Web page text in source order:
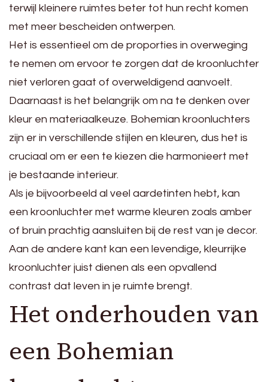
terwijl kleinere ruimtes beter tot hun recht komen
met meer bescheiden ontwerpen.
Het is essentieel om de proporties in overweging
te nemen om ervoor te zorgen dat de kroonluchter
niet verloren gaat of overweldigend aanvoelt.
Daarnaast is het belangrijk om na te denken over
kleur en materiaalkeuze. Bohemian kroonluchters
zijn er in verschillende stijlen en kleuren, dus het is
cruciaal om er een te kiezen die harmonieert met
je bestaande interieur.
Als je bijvoorbeeld al veel aardetinten hebt, kan
een kroonluchter met warme kleuren zoals amber
of bruin prachtig aansluiten bij de rest van je decor.
Aan de andere kant kan een levendige, kleurrijke
kroonluchter juist dienen als een opvallend
contrast dat leven in je ruimte brengt.
Het onderhouden van
een Bohemian